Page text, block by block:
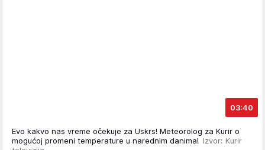
03:40
Evo kakvo nas vreme očekuje za Uskrs! Meteorolog za Kurir o
mogućoj promeni temperature u narednim danima! Izvor: Kurir